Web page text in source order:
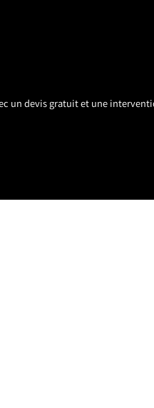
un devis gratuit et une